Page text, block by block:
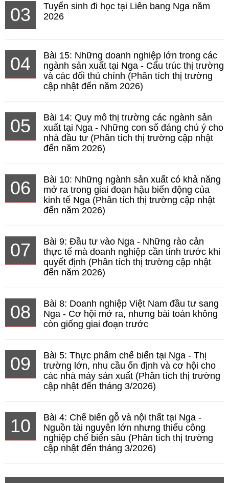
03
Tuyển sinh đi học tại Liên bang Nga năm
2026
04
Bài 15: Những doanh nghiệp lớn trong các
ngành sản xuất tại Nga - Cấu trúc thị trường
và các đối thủ chính (Phân tích thị trường
cập nhật đến năm 2026)
05
Bài 14: Quy mô thị trường các ngành sản
xuất tại Nga - Những con số đáng chú ý cho
nhà đầu tư (Phân tích thị trường cập nhật
đến năm 2026)
06
Bài 10: Những ngành sản xuất có khả năng
mở ra trong giai đoạn hậu biến động của
kinh tế Nga (Phân tích thị trường cập nhật
đến năm 2026)
07
Bài 9: Đầu tư vào Nga - Những rào cản
thực tế mà doanh nghiệp cần tính trước khi
quyết định (Phân tích thị trường cập nhật
đến năm 2026)
08
Bài 8: Doanh nghiệp Việt Nam đầu tư sang
Nga - Cơ hội mở ra, nhưng bài toán không
còn giống giai đoạn trước
09
Bài 5: Thực phẩm chế biến tại Nga - Thị
trường lớn, nhu cầu ổn định và cơ hội cho
các nhà máy sản xuất (Phân tích thị trường
cập nhật đến tháng 3/2026)
10
Bài 4: Chế biến gỗ và nội thất tại Nga -
Nguồn tài nguyên lớn nhưng thiếu công
nghiệp chế biến sâu (Phân tích thị trường
cập nhật đến tháng 3/2026)